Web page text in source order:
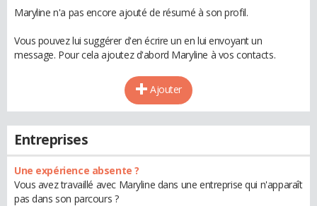
Maryline n'a pas encore ajouté de résumé à son profil.
Vous pouvez lui suggérer d'en écrire un en lui envoyant un
message. Pour cela ajoutez d'abord Maryline à vos contacts.
Ajouter
Entreprises
Une expérience absente ?
Vous avez travaillé avec Maryline dans une entreprise qui n'apparaît
pas dans son parcours ?